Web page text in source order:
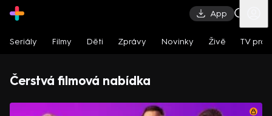
App
Seriály Filmy Děti Zprávy Novinky Živě TV
Čerstvá filmová nabídka